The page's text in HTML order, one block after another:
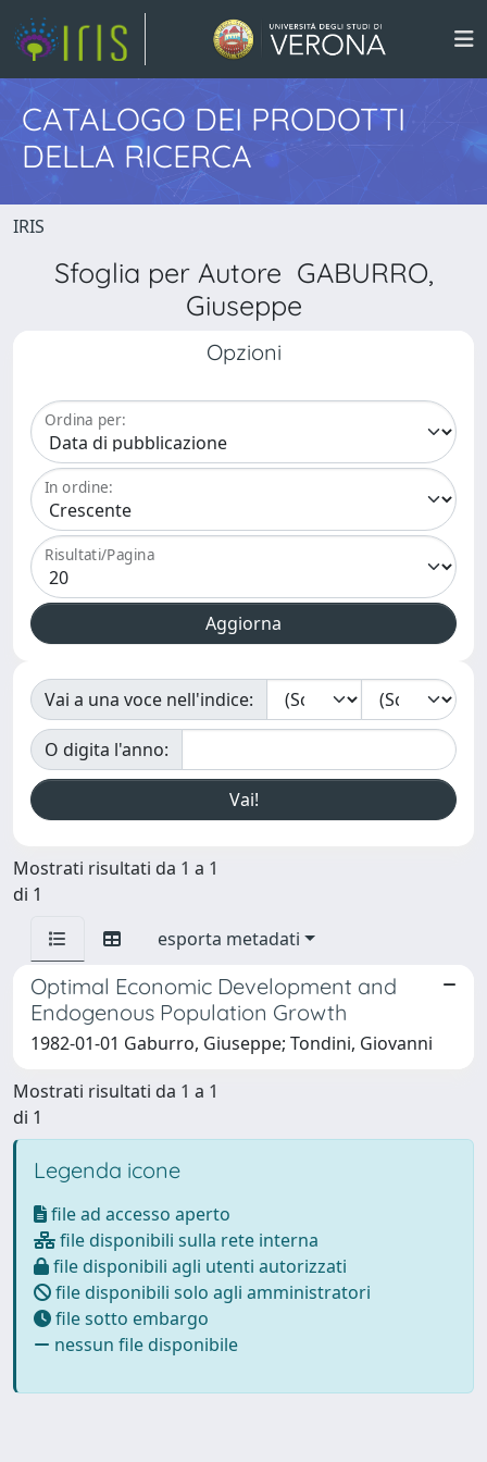
CATALOGO DEI PRODOTTI
DELLA RICERCA
IRIS
Sfoglia per Autore GABURRO,
Giuseppe
Opzioni
Ordina per:
In ordine:
Risultati/Pagina
Vai a una voce nell'indice:
O digita l'anno:
Mostrati risultati da 1 a 1
di 1
esporta metadati
Optimal Economic Development and
Endogenous Population Growth
1982-01-01 Gaburro, Giuseppe; Tondini, Giovanni
Mostrati risultati da 1 a 1
di 1
Legenda icone
file ad accesso aperto
file disponibili sulla rete interna
file disponibili agli utenti autorizzati
file disponibili solo agli amministratori
file sotto embargo
nessun file disponibile